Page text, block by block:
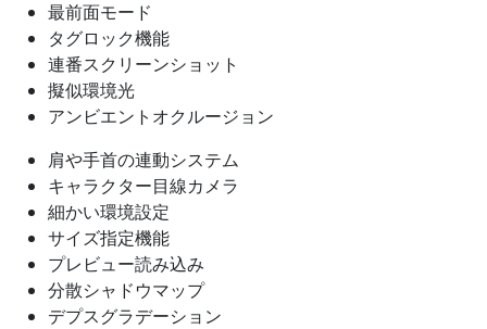
最前面モード
タグロック機能
連番スクリーンショット
擬似環境光
アンビエントオクルージョン
肩や手首の連動システム
キャラクター目線カメラ
細かい環境設定
サイズ指定機能
プレビュー読み込み
分散シャドウマップ
デプスグラデーション